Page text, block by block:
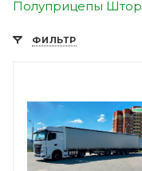
Полуприцепы
ФИЛЬТР